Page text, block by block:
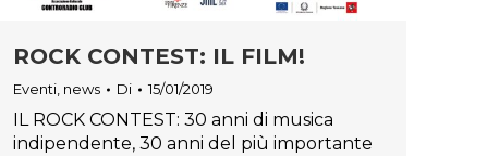
ROCK CONTEST: IL FILM!
Eventi news Di 15/01/2019
IL ROCK CONTEST: 30 anni di musica
indipendente, 30 anni del più importante